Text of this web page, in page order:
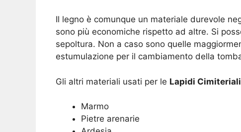
Il legno è comunque un materiale durevole
sono più economiche rispetto ad altre. Si
sepoltura. Non a caso sono quelle
estumulazione per il cambiamento della
Gli altri materiali usati per le Lapidi
Marmo
Pietre arenarie